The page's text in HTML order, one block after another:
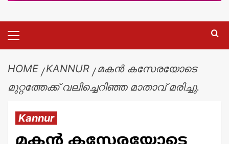
HOME KANNUR
മകന്‍ കസേരയോടെ
മുറ്റത്തേക്ക് വലിച്ചെറിഞ്ഞ മാതാവ് മരിച്ചു.
Kannur